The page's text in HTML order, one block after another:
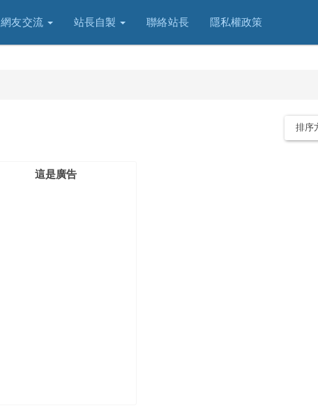
網友交流 站長自製 聯絡站長 隱私權政策
排序
這是廣告